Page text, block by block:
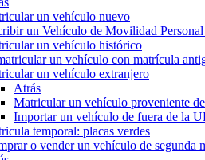
un vehículo nuevo
un Vehículo de Movilidad
un vehículo histórico
un vehículo con matrícula
un vehículo extranjero
Atrás
Matricular un vehículo proveniente
Importar un vehículo de fuera de la
temporal: placas verdes
o vender un vehículo de segunda